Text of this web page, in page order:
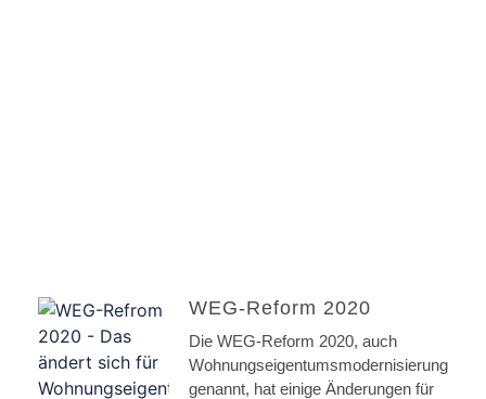
WEG-Reform 2020
Die WEG-Reform 2020, auch
genannt, hat einige Änderungen für